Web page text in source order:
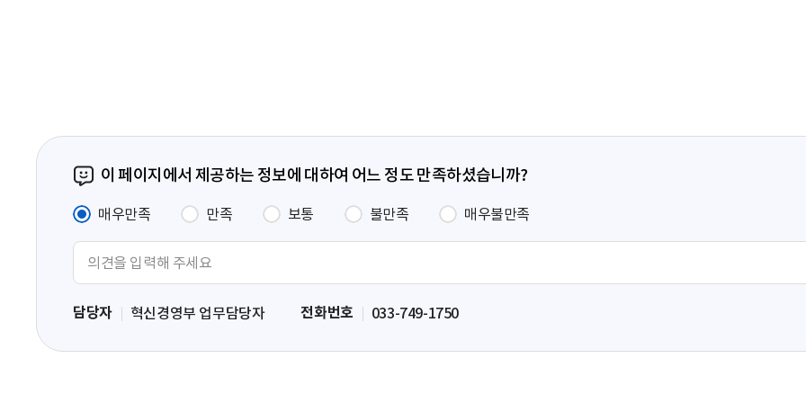
이 페이지에서 제공하는 정보에 대하여 어느 정도 만족하셨습니까?
매우만족 만족 보통 불만족 매우불만족
력
담당자 혁신경영부 업무담당자 전화번호 033-749-1750